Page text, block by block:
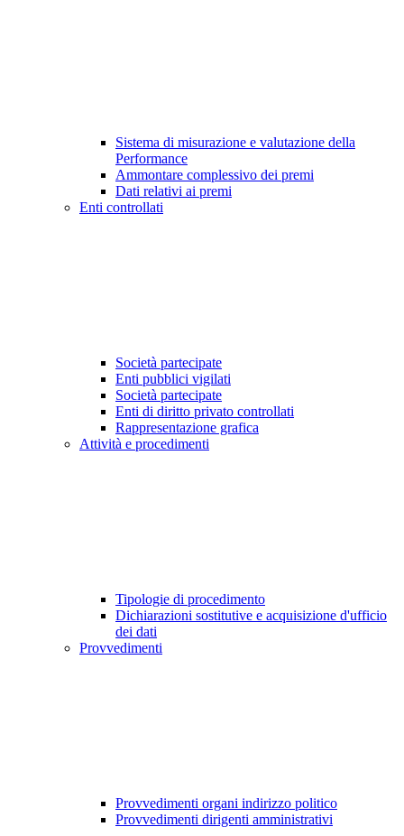
Sistema di misurazione e valutazione della
Performance
Ammontare complessivo dei premi
Dati relativi ai premi
Enti controllati
Società partecipate
Enti pubblici vigilati
Società partecipate
Enti di diritto privato controllati
Rappresentazione grafica
Attività e procedimenti
Tipologie di procedimento
Dichiarazioni sostitutive e acquisizione d'ufficio
dei dati
Provvedimenti
Provvedimenti organi indirizzo politico
Provvedimenti dirigenti amministrativi